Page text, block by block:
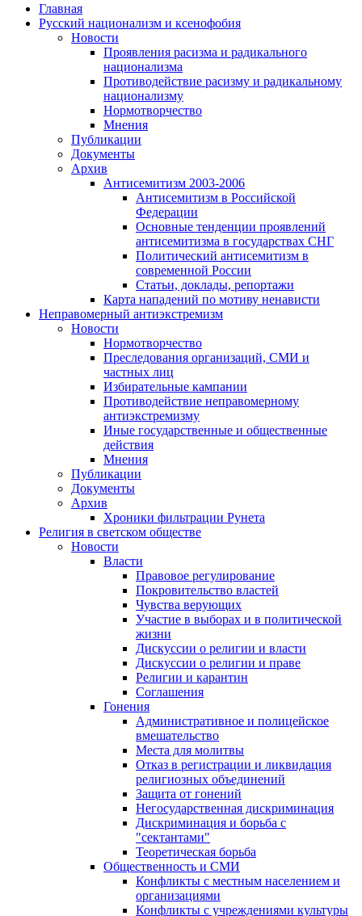
Главная
Русский национализм и ксенофобия
Новости
Проявления расизма и радикального
национализма
Противодействие расизму и радикальному
национализму
Нормотворчество
Мнения
Публикации
Документы
Архив
Антисемитизм 2003-2006
Антисемитизм в Российской
Федерации
Основные тенденции проявлений
антисемитизма в государствах СНГ
Политический антисемитизм в
современной России
Статьи, доклады, репортажи
Карта нападений по мотиву ненависти
Неправомерный антиэкстремизм
Новости
Нормотворчество
Преследования организаций, СМИ и
частных лиц
Избирательные кампании
Противодействие неправомерному
антиэкстремизму
Иные государственные и общественные
действия
Мнения
Публикации
Документы
Архив
Хроники фильтрации Рунета
Религия в светском обществе
Новости
Власти
Правовое регулирование
Покровительство властей
Чувства верующих
Участие в выборах и в политической
жизни
Дискуссии о религии и власти
Дискуссии о религии и праве
Религии и карантин
Соглашения
Гонения
Административное и полицейское
вмешательство
Места для молитвы
Отказ в регистрации и ликвидация
религиозных объединений
Защита от гонений
Негосударственная дискриминация
Дискриминация и борьба с
"сектантами"
Теоретическая борьба
Общественность и СМИ
Конфликты с местным населением и
организациями
Конфликты с учреждениями культуры